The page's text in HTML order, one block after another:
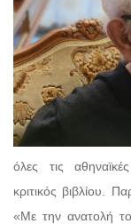
όλες τις
κριτικός βιβλίου.
«Με την ανατολή